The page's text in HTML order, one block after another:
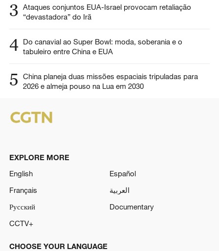
3 Ataques conjuntos EUA-Israel provocam retaliação
“devastadora” do Irã
4 Do canavial ao Super Bowl: moda, soberania e o
tabuleiro entre China e EUA
5
China planeja duas missões espaciais tripuladas para
2026 e almeja pouso na Lua em 2030
EXPLORE MORE
English
Español
Français
العربية
Русский
Documentary
CCTV+
CHOOSE YOUR LANGUAGE